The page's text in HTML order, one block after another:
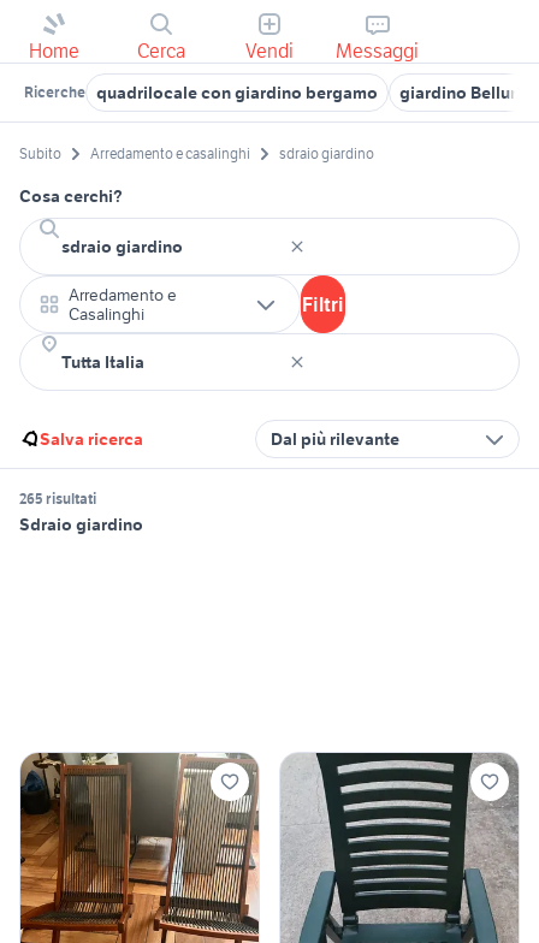
Home Cerca Vendi Messaggi
Ricerche quadrilocale con giardino bergamo giardino Belluno
Subito Arredamento e casalinghi sdraio giardino
Cosa cerchi?
Arredamento e
Casalinghi
Filtri
Salva ricerca Dal più rilevante
265 risultati
Sdraio giardino